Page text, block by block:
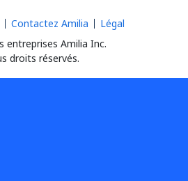
entreprises Amilia Inc.
droits réservés.
Contactez Amilia Légal